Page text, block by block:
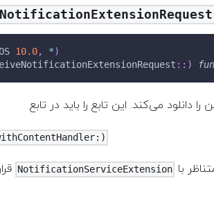
10.0, *)
: : )
می‌کند. این تابع را باید در تابع
با NotificationServiceExtension